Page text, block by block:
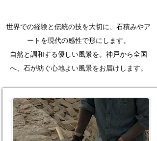
世界での経験と伝統の技を大切に、石積みやア
ートを現代の感性で形にします。
自然と調和する優しい風景を。神戸から全国
へ、石が紡ぐ心地よい風景をお届けします。